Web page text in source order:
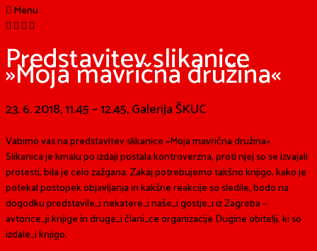
Menu
Predstavitev slikanice
»Moja mavrična družina«
23. 6. 2018, 11.45 – 12.45, Galerija ŠKUC
Vabimo vas na predstavitev slikanice »Moja mavrična družina«.
Slikanica je kmalu po izdaji postala kontroverzna, proti njej so se izvajali
protesti, bila je celo zažgana. Zakaj potrebujemo takšno knjigo, kako je
potekal postopek objavljanja in kakšne reakcije so sledile, bodo na
dogodku predstavile_i nekatere_i naše_i gostje_i iz Zagreba –
avtorice_ji knjige in druge_i člani_ce organizacije Dugine obitelji, ki so
izdale_i knjigo.